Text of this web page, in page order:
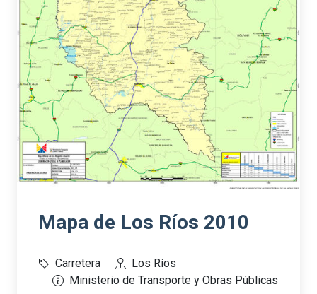
Mapa de Los Ríos 2010
Carretera
Los Ríos
Ministerio de Transporte y Obras Públicas